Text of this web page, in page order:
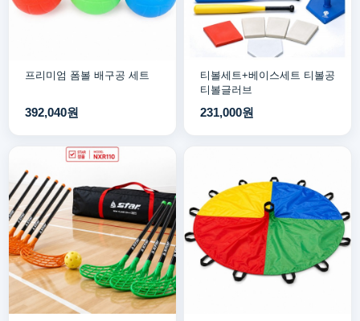
프리미엄 폼볼 배구공 세트
392,040원
티볼세트+베이스세트 티볼공
티볼글러브
231,000원